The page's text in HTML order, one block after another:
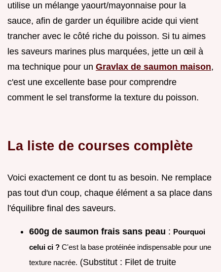
utilise un mélange yaourt/mayonnaise pour la
sauce, afin de garder un équilibre acide qui vient
trancher avec le côté riche du poisson. Si tu aimes
les saveurs marines plus marquées, jette un œil à
ma technique pour un Gravlax de saumon maison,
c'est une excellente base pour comprendre
comment le sel transforme la texture du poisson.
La liste de courses complète
Voici exactement ce dont tu as besoin. Ne remplace
pas tout d'un coup, chaque élément a sa place dans
l'équilibre final des saveurs.
600g de saumon frais sans peau : Pourquoi
celui ci ? C'est la base protéinée indispensable pour une
texture nacrée. (Substitut : Filet de truite